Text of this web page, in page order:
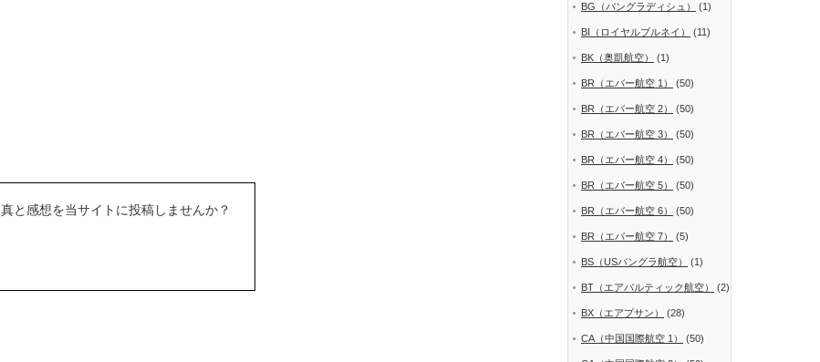
と感想を当サイトに投稿しませんか？
BG（バングラディシュ） (1)
BI（ロイヤルブルネイ） (11)
BK（奥凱航空） (1)
BR（エバー航空 1） (50)
BR（エバー航空 2） (50)
BR（エバー航空 3） (50)
BR（エバー航空 4） (50)
BR（エバー航空 5） (50)
BR（エバー航空 6） (50)
BR（エバー航空 7） (5)
BS（USバングラ航空） (1)
BT（エアバルティック航空） (2)
BX（エアプサン） (28)
CA（中国国際航空 1） (50)